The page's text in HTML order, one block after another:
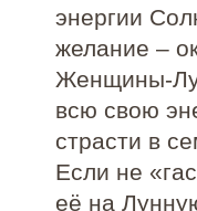
энергии
желание –
Женщины-
всю свою
страсти в
Если не
её на